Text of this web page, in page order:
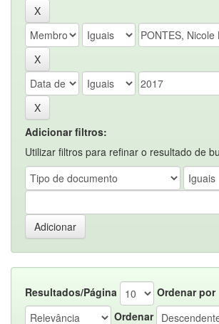
Adicionar filtros:
Utilizar filtros para refinar o resultado de
Resultados/Página
Ordenar por
Ordenar